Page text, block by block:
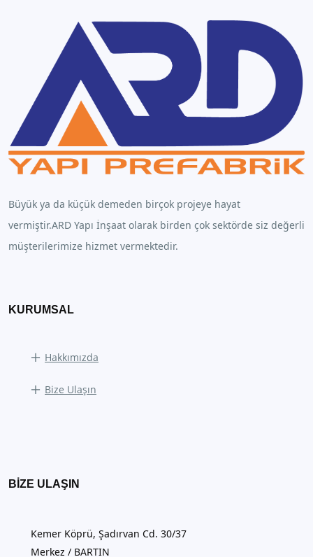
Büyük ya da küçük demeden birçok projeye hayat
vermiştir.ARD Yapı İnşaat olarak birden çok sektörde siz değerli
müşterilerimize hizmet vermektedir.
KURUMSAL
Hakkımızda
Bize Ulaşın
BIZE ULAŞIN
Kemer Köprü, Şadırvan Cd. 30/37
Merkez / BARTIN